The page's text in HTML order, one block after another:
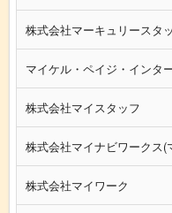
株式会社マーキュリースタ
マイケル・ペイジ・インタ
株式会社マイスタッフ
株式会社マイナビワークス(
株式会社マイワーク